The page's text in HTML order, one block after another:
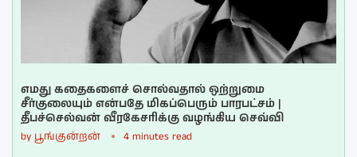
எமது கதைகளைச் சொல்வதால் ஒற்றுமை
சீர்குலையும் என்பதே மிகப்பெரும் பாரபட்சம் |
தீபச்செல்வன் வீரகேசரிக்கு வழங்கிய செவ்வி
by பூங்குன்றன் 4 minutes read